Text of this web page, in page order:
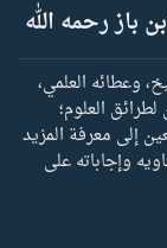
باز رحمه الله
وعطائه العلمي،
العلوم؛
إلى معرفة المزيد
وإجاباته على